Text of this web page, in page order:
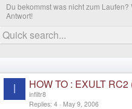
Du bekommst was nicht zum
Antwort!
I HOW TO : EXULT
infiltr8
Replies 4 May 9, 2006